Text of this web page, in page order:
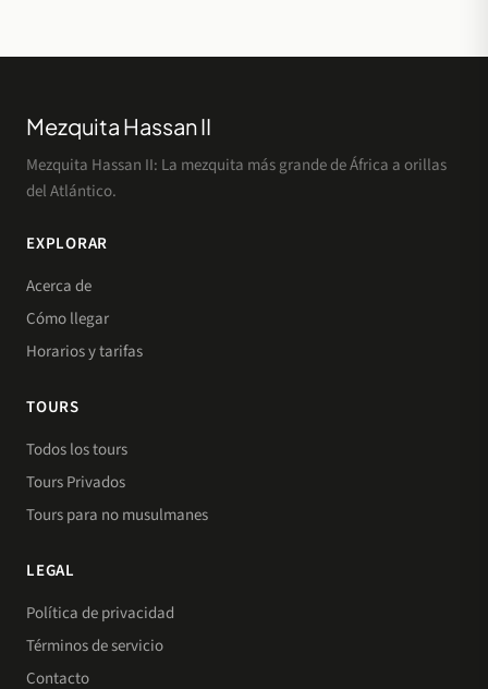
Mezquita Hassan II
Mezquita Hassan II: La mezquita más grande de África a orillas
del Atlántico.
EXPLORAR
Acerca de
Cómo llegar
Horarios y tarifas
TOURS
Todos los tours
Tours Privados
Tours para no musulmanes
LEGAL
Política de privacidad
Términos de servicio
Contacto